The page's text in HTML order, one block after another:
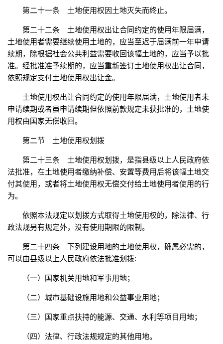
第二十一条 土地使用权因土地灭失而终止。
第二十二条 土地使用权出让合同约定的使用年限届满，
土地使用者需要继续使用土地的，应当至迟于届满前一年申请
续期，除根据社会公共利益需要收回该幅土地的，应当予以批
准。经批准准予续期的，应当重新签订土地使用权出让合同，
依照规定支付土地使用权出让金。
土地使用权出让合同约定的使用年限届满，土地使用者未
申请续期或者虽申请续期但依照前款规定未获批准的，土地使
用权由国家无偿收回。
第二节 土地使用权划拨
第二十三条 土地使用权划拨，是指县级以上人民政府依
法批准，在土地使用者缴纳补偿、安置等费用后将该幅土地交
付其使用，或者将土地使用权无偿交付给土地使用者使用的行
为。
依照本法规定以划拨方式取得土地使用权的，除法律、行
政法规另有规定外，没有使用期限的限制。
第二十四条 下列建设用地的土地使用权，确属必需的，
可以由县级以上人民政府依法批准划拨:
（一）国家机关用地和军事用地；
（二）城市基础设施用地和公益事业用地；
（三）国家重点扶持的能源、交通、水利等项目用地；
（四）法律、行政法规规定的其他用地。